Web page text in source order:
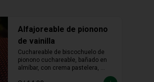
Alfajoreable de pionono
de vainilla
Cuchareable de biscochuelo de
pionono cuchareable, bañado en
almíbar, con crema pastelera,